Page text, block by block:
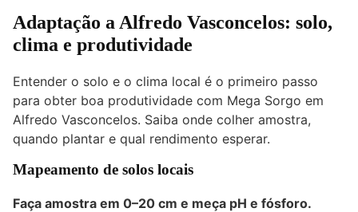
Adaptação a Alfredo Vasconcelos: solo,
clima e produtividade
Entender o solo e o clima local é o primeiro passo
para obter boa produtividade com Mega Sorgo em
Alfredo Vasconcelos. Saiba onde colher amostra,
quando plantar e qual rendimento esperar.
Mapeamento de solos locais
Faça amostra em 0–20 cm e meça pH e fósforo.